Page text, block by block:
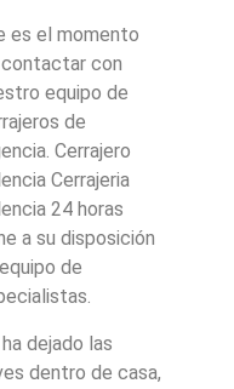
es el momento
con
equipo de
de
Cerrajero
Cerrajeria
24 horas
a su disposición
de
dejado las
dentro de casa,